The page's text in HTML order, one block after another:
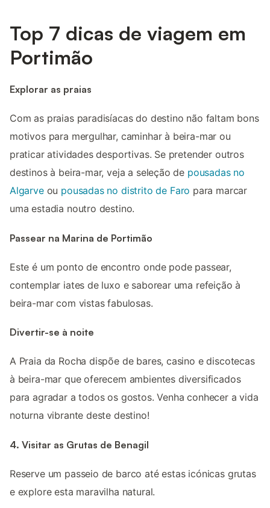
Top 7 dicas de viagem em
Portimão
Explorar as praias
Com as praias paradisíacas do destino não faltam bons
motivos para mergulhar, caminhar à beira-mar ou
praticar atividades desportivas. Se pretender outros
destinos à beira-mar, veja a seleção de pousadas no
Algarveou pousadas no distrito de Faro para marcar
uma estadia noutro destino.
Passear na Marina de Portimão
Este é um ponto de encontro onde pode passear,
contemplar iates de luxo e saborear uma refeição à
beira-mar com vistas fabulosas.
Divertir-se à noite
A Praia da Rocha dispõe de bares, casino e discotecas
à beira-mar que oferecem ambientes diversificados
para agradar a todos os gostos. Venha conhecer a vida
noturna vibrante deste destino!
4. Visitar as Grutas de Benagil
Reserve um passeio de barco até estas icónicas grutas
e explore esta maravilha natural.